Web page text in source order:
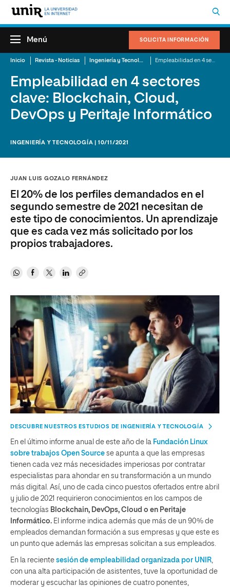
SOLICITA INFORMACIÓN
Menú
Inicio Revista - Noticias Ingeniería y Tecnología
Empleabilidad en 4 sectores
clave: Blockchain, Cloud,
DevOps y Peritaje Informático
INGENIERÍA Y TECNOLOGÍA | 10/11/2021
JUAN LUIS GOZALO FERNÁNDEZ
El 20% de los perfiles demandados en el
segundo semestre de 2021 necesitan de
este tipo de conocimientos. Un aprendizaje
que es cada vez más solicitado por los
propios trabajadores.
DESCUBRE NUESTROS ESTUDIOS DE INGENIERÍA Y TECNOLOGÍA
En el último informe anual de este año de la Fundación Linux
sobre trabajos Open Source se apunta a que las empresas
tienen cada vez más necesidades imperiosas por contratar
especialistas para ahondar en su transformación a un mundo
más digital. Así, uno de cada cinco puestos ofertados entre abril
y julio de 2021 requirieron conocimientos en los campos de
tecnologías Blockchain, DevOps, Cloud o en Peritaje
Informático. El informe indica además que más de un 90% de
empleados demandan formación a sus empresas y que este es
un punto que además las empresas solicitan a sus empleados.
En la reciente sesión de empleabilidad organizada por UNIR
con una alta participación de asistentes, tuve la oportunidad de
moderar y escuchar las opiniones de cuatro ponentes,